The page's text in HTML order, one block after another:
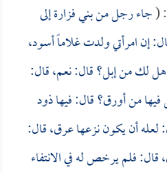
(جاء رجل من بني فزارة إلى
إن امرأتي ولدت غلاماً أسود،
هل لك من إبل؟ قال: نعم، قال:
فيها من أورق؟ قال: فيها ذود
أن يكون نزعها عرق، قال:
فلم يرخص له في الانتفاء